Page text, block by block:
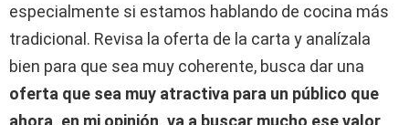
especialmente si estamos hablando de cocina más
tradicional. Revisa la oferta de la carta y analízala
bien para que sea muy coherente, busca dar una
oferta que sea muy atractiva para un público que
ahora, en mi opinión, va a buscar mucho ese valor